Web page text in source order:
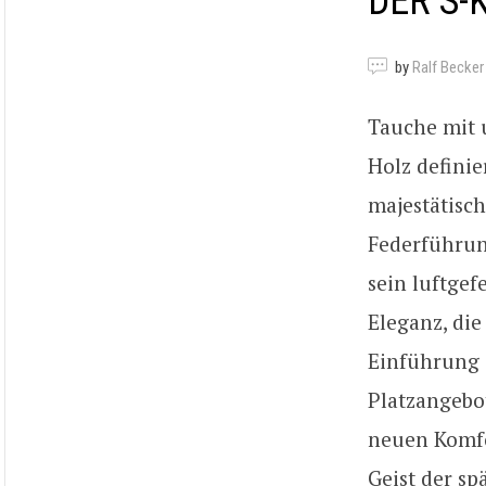
by Ralf Becker
Tauche mit
Holz
sein
Eleganz,
Einführung
neuen
Geist der